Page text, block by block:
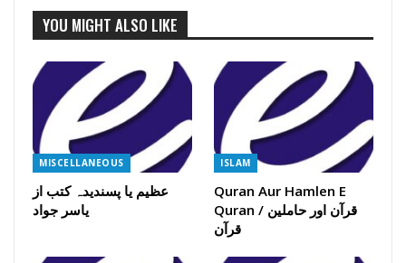
YOU MIGHT ALSO LIKE
MISCELLANEOUS
عظیم یا پسندیدہ کتب از
یاسر جواد
ISLAM
Quran Aur Hamlen E
Quran / قرآن اور حاملین
قرآن